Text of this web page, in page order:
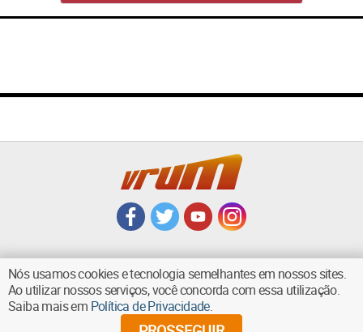
VOLTAR AO TOPO
Nós usamos cookies e tecnologia semelhantes em nossos sites.
Ao utilizar nossos serviços, você concorda com essa utilização.
Saiba mais em Política de Privacidade.